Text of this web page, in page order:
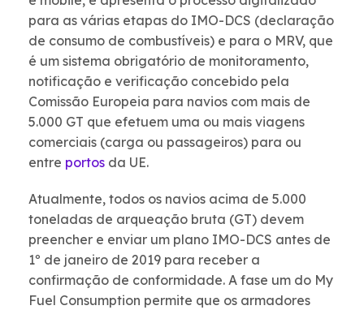
para as várias etapas do IMO-DCS (declaração
de consumo de combustíveis) e para o MRV, que
é um sistema obrigatório de monitoramento,
notificação e verificação concebido pela
Comissão Europeia para navios com mais de
5.000 GT que efetuem uma ou mais viagens
comerciais (carga ou passageiros) para ou
entre portos da UE.
Atualmente, todos os navios acima de 5.000
toneladas de arqueação bruta (GT) devem
preencher e enviar um plano IMO-DCS antes de
1º de janeiro de 2019 para receber a
confirmação de conformidade. A fase um do My
Fuel Consumption permite que os armadores